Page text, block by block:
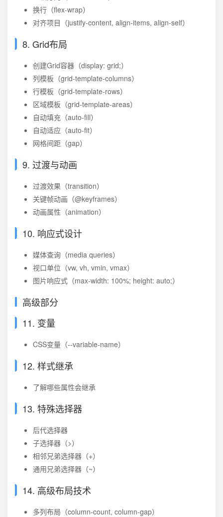
换行（flex-wrap）
对齐项目（justify-content, align-items, align-self）
8. Grid布局
创建Grid容器（display: grid;）
列模板（grid-template-columns）
行模板（grid-template-rows）
区域模板（grid-template-areas）
自动填充（auto-fill）
自动适应（auto-fit）
网格间距（gap）
9. 过渡与动画
过渡效果（transition）
关键帧动画（@keyframes）
动画属性（animation）
10. 响应式设计
媒体查询（media queries）
视口单位（vw, vh, vmin, vmax）
图片响应式（max-width: 100%; height: auto;）
高级部分
11. 变量
CSS变量（--variable-name）
12. 样式继承
了解哪些属性会继承
13. 特殊选择器
后代选择器
子选择器（>）
相邻兄弟选择器（+）
通用兄弟选择器（~）
14. 高级布局技术
多列布局（column-count, column-gap）